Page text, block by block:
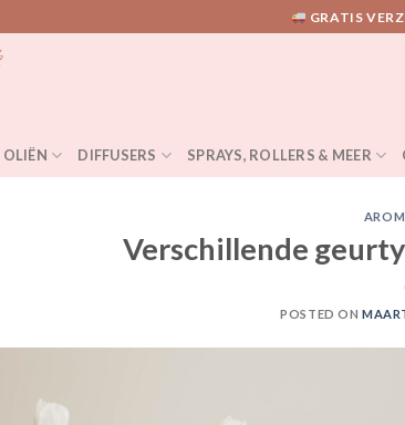
GRATIS
OLIËN DIFFUSERS SPRAYS, ROLLERS & MEER
Verschillende
POSTED ON